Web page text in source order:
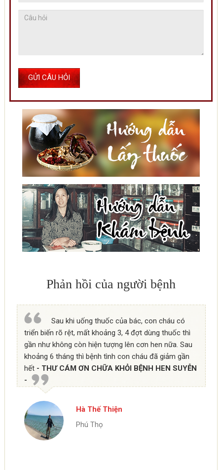
Phản hồi của người bệnh
Sau khi uống thuốc của bác, con cháu có
triển biến rõ rệt, mất khoảng 3, 4 đợt dùng thuốc thì
gần như không còn hiện tượng lên cơn hen nữa. Sau
khoảng 6 tháng thì bệnh tình con cháu đã giảm gần
hết - THƯ CÁM ƠN CHỮA KHỎI BỆNH HEN SUYỄN
-
Hà Thế Thiện
Phú Thọ